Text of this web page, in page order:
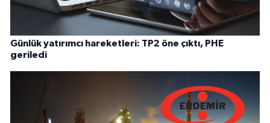
Günlük yatırımcı hareketleri: TP2 öne çıktı, PHE
geriledi